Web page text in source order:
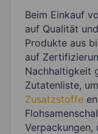
Beim Einkauf
auf Qualität
Produkte aus
auf
Nachhaltigkeit
Zutatenliste,
Zusatzstoffe
Verpackungen,